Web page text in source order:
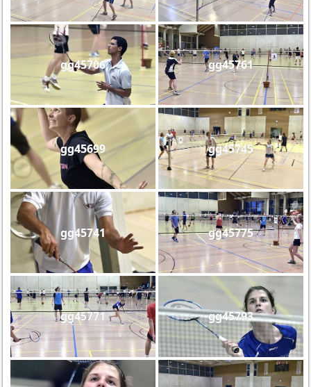
gg45706 gg45761
gg45699 gg45745
gg45741 gg45775
gg45771 gg45793